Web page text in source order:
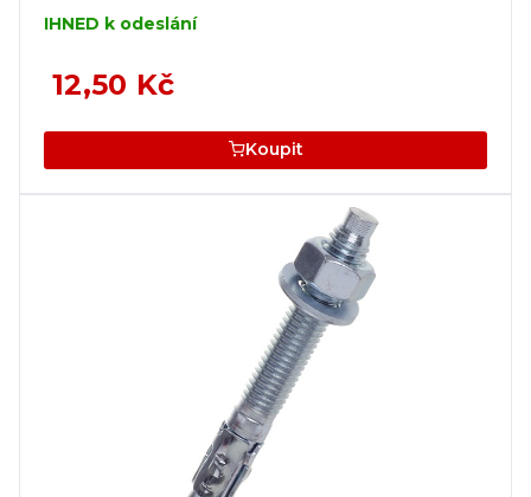
IHNED k odeslání
12,50 Kč
Koupit